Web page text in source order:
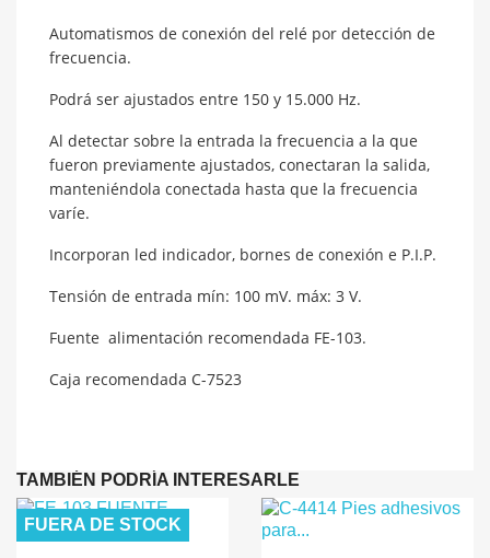
Automatismos de conexión del relé por detección de
frecuencia.
Podrá ser ajustados entre 150 y 15.000 Hz.
Al detectar sobre la entrada la frecuencia a la que
fueron previamente ajustados, conectaran la salida,
manteniéndola conectada hasta que la frecuencia
varíe.
Incorporan led indicador, bornes de conexión e P.I.P.
Tensión de entrada mín: 100 mV. máx: 3 V.
Fuente alimentación recomendada FE-103.
Caja recomendada C-7523
TAMBIÉN PODRÍA INTERESARLE
FUERA DE STOCK